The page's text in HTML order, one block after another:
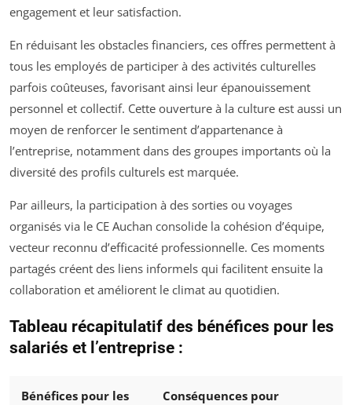
engagement et leur satisfaction.
En réduisant les obstacles financiers, ces offres permettent à
tous les employés de participer à des activités culturelles
parfois coûteuses, favorisant ainsi leur épanouissement
personnel et collectif. Cette ouverture à la culture est aussi un
moyen de renforcer le sentiment d’appartenance à
l’entreprise, notamment dans des groupes importants où la
diversité des profils culturels est marquée.
Par ailleurs, la participation à des sorties ou voyages
organisés via le CE Auchan consolide la cohésion d’équipe,
vecteur reconnu d’efficacité professionnelle. Ces moments
partagés créent des liens informels qui facilitent ensuite la
collaboration et améliorent le climat au quotidien.
Tableau récapitulatif des bénéfices pour les
salariés et l’entreprise :
Bénéfices pour les
Conséquences pour